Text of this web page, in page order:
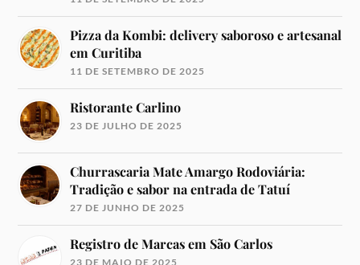
Pizza da Kombi: delivery saboroso e artesanal
em Curitiba
11 DE SETEMBRO DE 2025
Ristorante Carlino
23 DE JULHO DE 2025
Churrascaria Mate Amargo Rodoviária:
Tradição e sabor na entrada de Tatuí
27 DE JUNHO DE 2025
Registro de Marcas em São Carlos
23 DE MAIO DE 2025